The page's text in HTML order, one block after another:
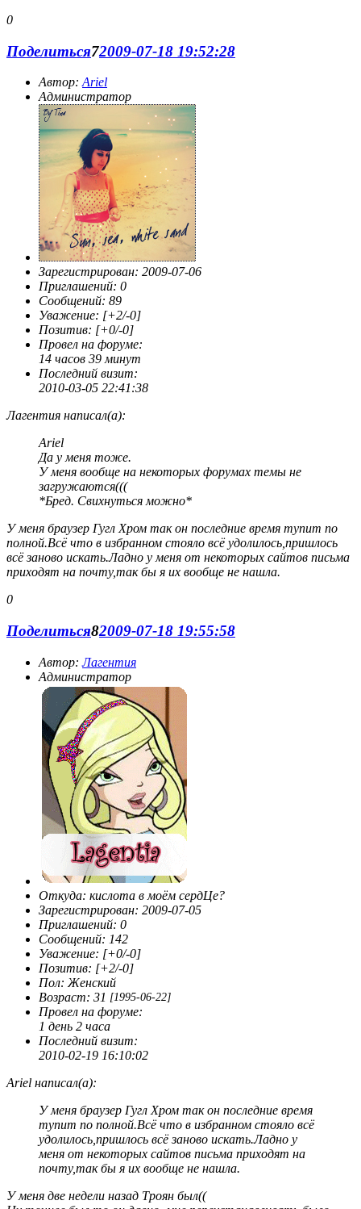
0
Поделиться72009-07-18 19:52:28
Автор: Ariel
Администратор
Зарегистрирован: 2009-07-06
Приглашений: 0
Сообщений: 89
Уважение: [+2/-0]
Позитив: [+0/-0]
Провел на форуме:
14 часов 39 минут
Последний визит:
2010-03-05 22:41:38
Лагентия написал(а):
Ariel
Да у меня тоже.
У меня вообще на некоторых форумах темы не
загружаются(((
*Бред. Свихнуться можно*
У меня браузер Гугл Хром так он последние время тупит по
полной.Всё что в избранном стояло всё удолилось,пришлось
всё заново искать.Ладно у меня от некоторых сайтов письма
приходят на почту,так бы я их вообще не нашла.
0
Поделиться82009-07-18 19:55:58
Автор:Лагентия
Администратор
Откуда: кислота в моём сердЦе?
Зарегистрирован: 2009-07-05
Приглашений: 0
Сообщений: 142
Уважение: [+0/-0]
Позитив: [+2/-0]
Пол: Женский
Возраст: 31 [1995-06-22]
Провел на форуме:
1 день 2 часа
Последний визит:
2010-02-19 16:10:02
Ariel написал(а):
У меня браузер Гугл Хром так он последние время
тупит по полной.Всё что в избранном стояло всё
удолилось,пришлось всё заново искать.Ладно у
меня от некоторых сайтов письма приходят на
почту,так бы я их вообще не нашла.
У меня две недели назад Троян был((